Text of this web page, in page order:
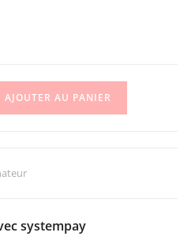
AJOUTER AU PANIER
systempay